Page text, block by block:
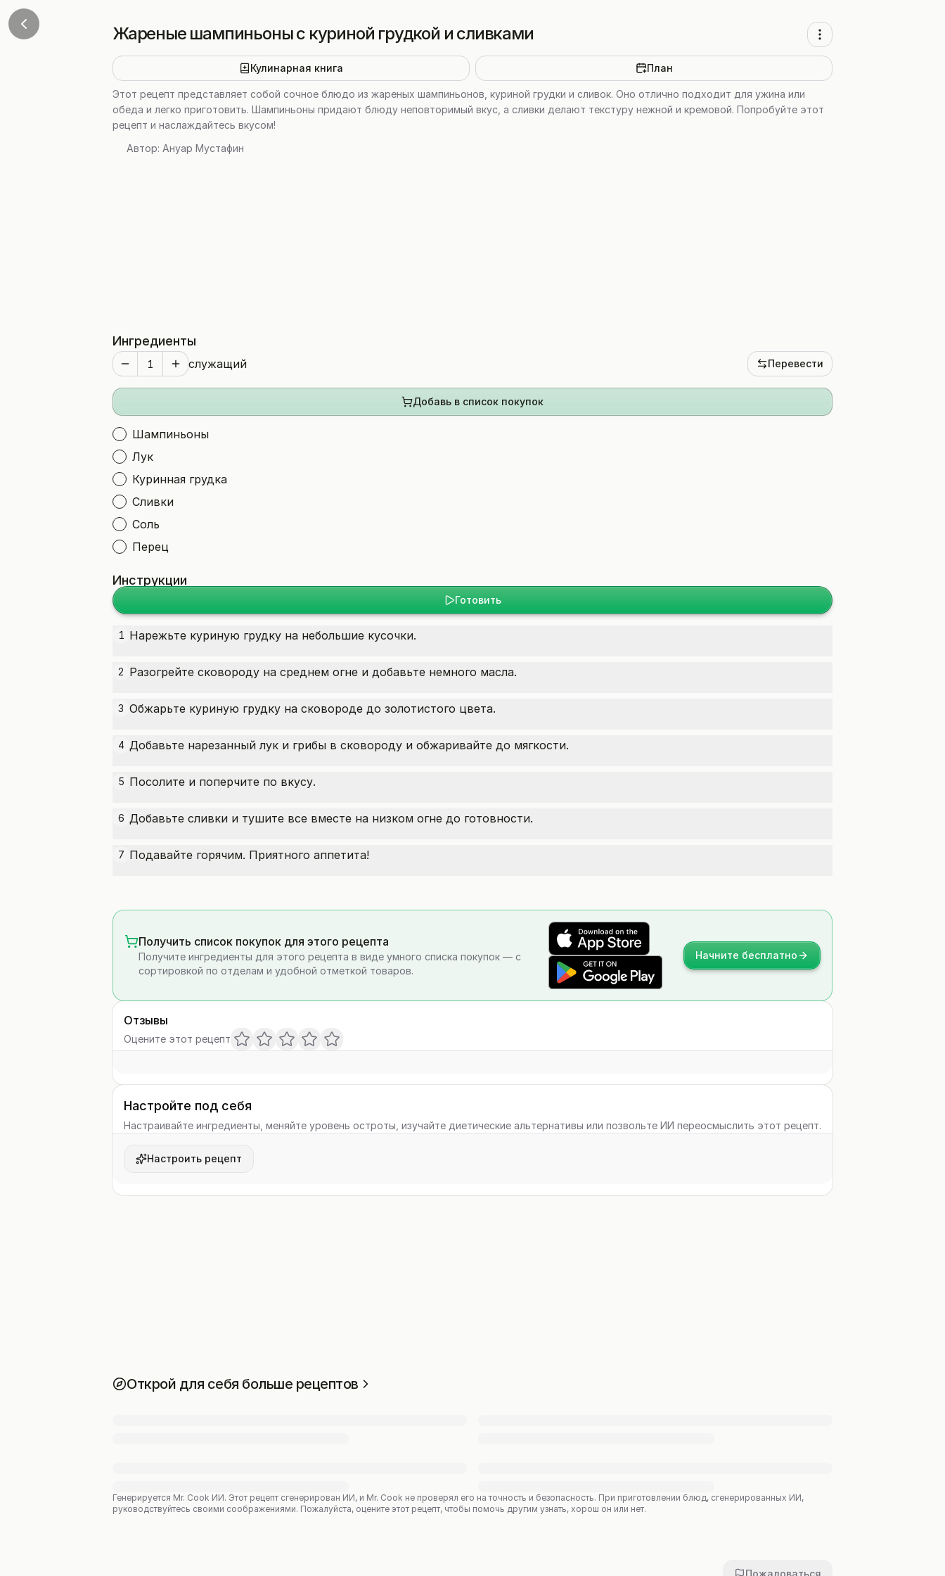
Жареные шампиньоны с куриной грудкой и сливками
Кулинарная книга План
Этот рецепт представляет собой сочное блюдо из жареных шампиньонов, куриной грудки и сливок. Оно отлично подходит для ужина или
обеда и легко приготовить. Шампиньоны придают блюду неповторимый вкус, а сливки делают текстуру нежной и кремовой. Попробуйте этот
рецепт и наслаждайтесь вкусом!
Автор: Ануар Мустафин
Ингредиенты
служащий Перевести
Добавь в список покупок
Шампиньоны
Лук
Куринная грудка
Сливки
Соль
Перец
Инструкции
Готовить
1 Нарежьте куриную грудку на небольшие кусочки.
2 Разогрейте сковороду на среднем огне и добавьте немного масла.
3 Обжарьте куриную грудку на сковороде до золотистого цвета.
4 Добавьте нарезанный лук и грибы в сковороду и обжаривайте до мягкости.
5 Посолите и поперчите по вкусу.
6 Добавьте сливки и тушите все вместе на низком огне до готовности.
7 Подавайте горячим. Приятного аппетита!
Получить список покупок для этого рецепта
Получите ингредиенты для этого рецепта в виде умного списка покупок — с
сортировкой по отделам и удобной отметкой товаров.
Начните бесплатно
Отзывы
Оцените этот рецепт
Настройте под себя
Настраивайте ингредиенты, меняйте уровень остроты, изучайте диетические альтернативы или позвольте ИИ переосмыслить этот рецепт.
Настроить рецепт
Открой для себя больше рецептов
Генерируется Mr. Cook ИИ. Этот рецепт сгенерирован ИИ, и Mr. Cook не проверял его на точность и безопасность. При приготовлении блюд, сгенерированных ИИ,
руководствуйтесь своими соображениями. Пожалуйста, оцените этот рецепт, чтобы помочь другим узнать, хорош он или нет.
Пожаловаться